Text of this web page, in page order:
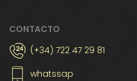
CONTACTO
(+34) 722 47 29 81
whatssap